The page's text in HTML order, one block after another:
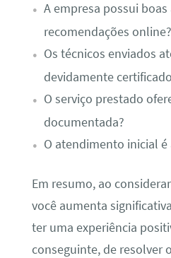
A empresa possui boas
recomendações online?
Os técnicos enviados
devidamente
O serviço prestado
documentada?
O atendimento inicial é
Em resumo, ao
você aumenta
ter uma experiência
conseguinte, de resolver